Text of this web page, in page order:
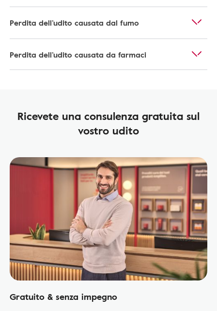
Perdita dell’udito causata dal fumo
Perdita dell’udito causata da farmaci
Ricevete una consulenza gratuita sul
vostro udito
Gratuito & senza impegno